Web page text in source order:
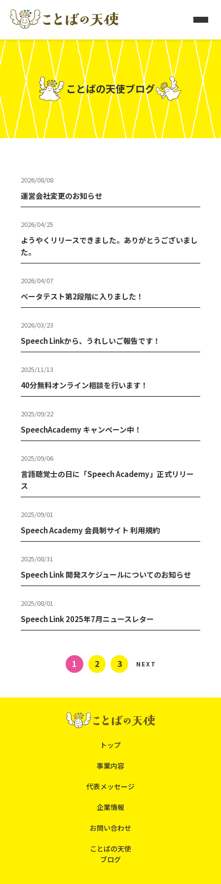
ことばの天使ブログ
2026/08/08
運営会社変更のお知らせ
2026/04/25
ようやくリリースできました。ありがとうございまし
た。
2026/04/07
ベータテスト第2段階に入りました！
2026/03/23
Speech Linkから、うれしいご報告です！
2025/11/13
40分無料オンライン相談を行います！
2025/09/22
SpeechAcademy キャンペーン中！
2025/09/06
言語聴覚士の日に「Speech Academy」正式リリー
ス
2025/09/01
Speech Academy 会員制サイト 利用規約
2025/08/31
Speech Link 開発スケジュールについてのお知らせ
2025/08/01
Speech Link 2025年7月ニュースレター
1 2 3 NEXT
トップ
事業内容
代表メッセージ
企業情報
お問い合わせ
ことばの天使
ブログ